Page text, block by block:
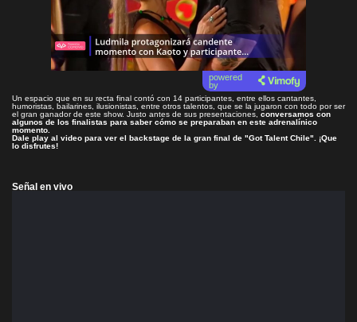
powered
by
Un espacio que en su recta final contó con 14 participantes, entre ellos cantantes,
humoristas, bailarines, ilusionistas, entre otros talentos, que se la jugaron con todo por ser
el gran ganador de este show. Justo antes de sus presentaciones, conversamos con
algunos de los finalistas para saber cómo se preparaban en este adrenalínico
momento.
Dale play al video para ver el backstage de la gran final de "Got Talent Chile". ¡Que
lo disfrutes!
Señal en vivo